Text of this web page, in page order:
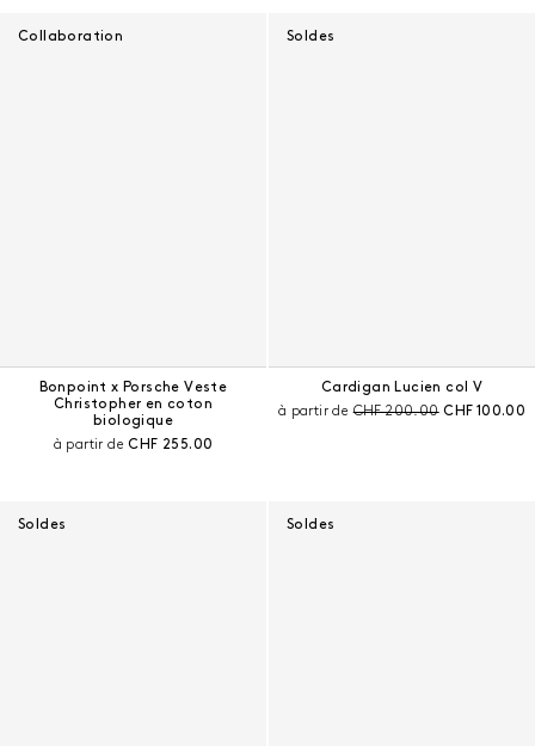
Collaboration
Bonpoint x Porsche Veste
Christopher en coton
biologique
à partir dePrix courant :
CHF 255.00
Soldes
Cardigan Lucien col V
à partir dePrix avant remise :
CHF 200.00 Prix courant
CHF 100.00
Soldes Soldes